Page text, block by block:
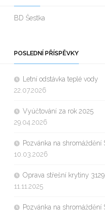
BD Šestka
POSLEDNÍ PŘÍSPĚVKY
Letní odstávka teplé vody
22.07.2026
Vyúčtování za rok 2025
29.04.2026
Pozvánka na shromáždění
10.03.2026
Oprava střešní krytiny
11.11.2025
Pozvánka na shromáždění